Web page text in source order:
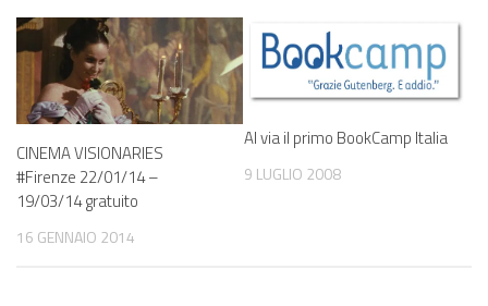
CINEMA VISIONARIES
#Firenze 22/01/14 –
19/03/14 gratuito
16 GENNAIO 2014
Al via il primo BookCamp Italia
9 LUGLIO 2008